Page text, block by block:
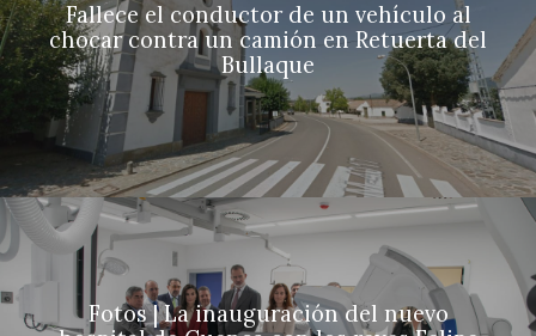
Fallece el conductor de un vehículo al
chocar contra un camión en Retuerta del
Bullaque
Fotos | La inauguración del nuevo